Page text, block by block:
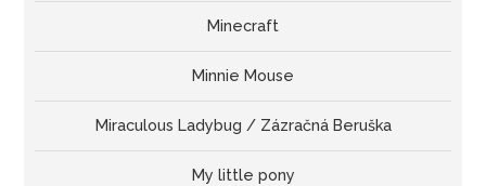
Minecraft
Minnie Mouse
Miraculous Ladybug / Zázračná Beruška
My little pony